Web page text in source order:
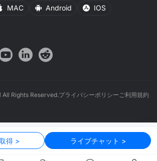
MAC Android IOS
Rights Reserved.プライバシーポリシーご利用規約
いものにするため、ご協力をお願いし
サイトの信頼性と安全性を確保し、最適なユ
ポリシーに同意したものとみなされます。設
です。
設定を管理
すべて拒否する
得 > ライブチャット >